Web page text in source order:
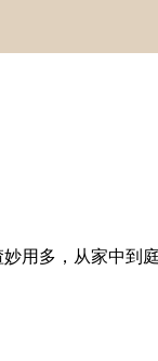
用多，从家中